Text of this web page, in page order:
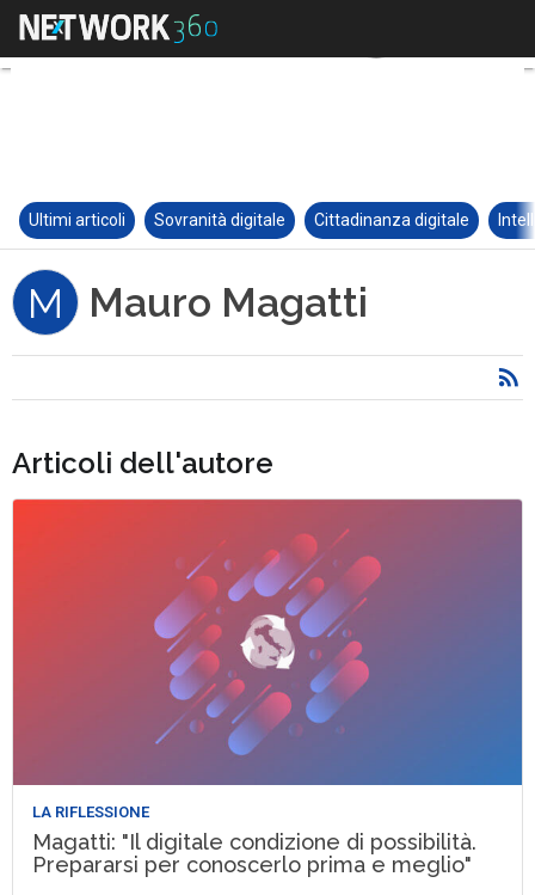
Ultimi articoli Sovranità digitale Cittadinanza digitale
M Mauro Magatti
Articoli dell'autore
LA RIFLESSIONE
Magatti: "Il digitale condizione di possibilità.
Prepararsi per conoscerlo prima e meglio"